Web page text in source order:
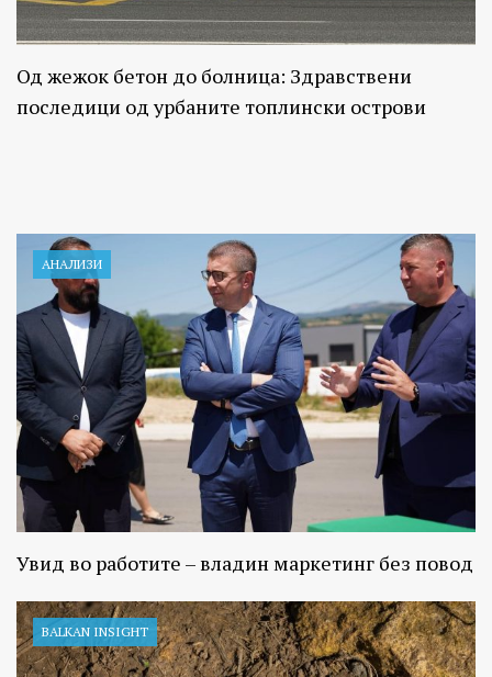
Од жежок бетон до болница: Здравствени
последици од урбаните топлински острови
АНАЛИЗИ
Увид во работите – владин маркетинг без повод
BALKAN INSIGHT